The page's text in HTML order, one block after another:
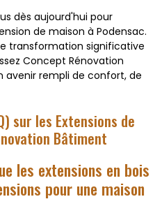
dès aujourd'hui pour
de maison à Podensac.
transformation significative
Concept Rénovation
avenir rempli de confort, de
sur les Extensions de
Bâtiment
les extensions en bois
pour une maison